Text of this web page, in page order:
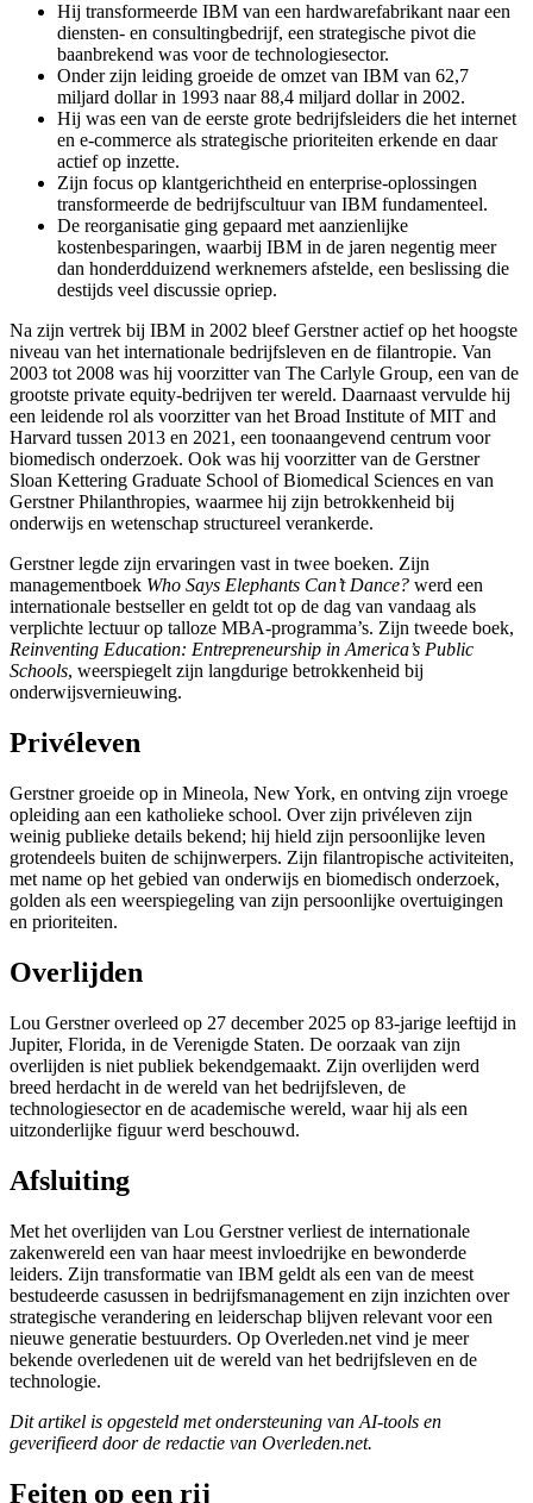
Hij transformeerde IBM van een hardwarefabrikant naar een
diensten- en consultingbedrijf, een strategische pivot die
baanbrekend was voor de technologiesector.
Onder zijn leiding groeide de omzet van IBM van 62,7
miljard dollar in 1993 naar 88,4 miljard dollar in 2002.
Hij was een van de eerste grote bedrijfsleiders die het internet
en e-commerce als strategische prioriteiten erkende en daar
actief op inzette.
Zijn focus op klantgerichtheid en enterprise-oplossingen
transformeerde de bedrijfscultuur van IBM fundamenteel.
De reorganisatie ging gepaard met aanzienlijke
kostenbesparingen, waarbij IBM in de jaren negentig meer
dan honderdduizend werknemers afstelde, een beslissing die
destijds veel discussie opriep.
Na zijn vertrek bij IBM in 2002 bleef Gerstner actief op het hoogste
niveau van het internationale bedrijfsleven en de filantropie. Van
2003 tot 2008 was hij voorzitter van The Carlyle Group, een van de
grootste private equity-bedrijven ter wereld. Daarnaast vervulde hij
een leidende rol als voorzitter van het Broad Institute of MIT and
Harvard tussen 2013 en 2021, een toonaangevend centrum voor
biomedisch onderzoek. Ook was hij voorzitter van de Gerstner
Sloan Kettering Graduate School of Biomedical Sciences en van
Gerstner Philanthropies, waarmee hij zijn betrokkenheid bij
onderwijs en wetenschap structureel verankerde.
Gerstner legde zijn ervaringen vast in twee boeken. Zijn
managementboek Who Says Elephants Can’t Dance? werd een
internationale bestseller en geldt tot op de dag van vandaag als
verplichte lectuur op talloze MBA-programma’s. Zijn tweede boek,
Reinventing Education: Entrepreneurship in America’s Public
Schools, weerspiegelt zijn langdurige betrokkenheid bij
onderwijsvernieuwing.
Privéleven
Gerstner groeide op in Mineola, New York, en ontving zijn vroege
opleiding aan een katholieke school. Over zijn privéleven zijn
weinig publieke details bekend; hij hield zijn persoonlijke leven
grotendeels buiten de schijnwerpers. Zijn filantropische activiteiten,
met name op het gebied van onderwijs en biomedisch onderzoek,
golden als een weerspiegeling van zijn persoonlijke overtuigingen
en prioriteiten.
Overlijden
Lou Gerstner overleed op 27 december 2025 op 83-jarige leeftijd in
Jupiter, Florida, in de Verenigde Staten. De oorzaak van zijn
overlijden is niet publiek bekendgemaakt. Zijn overlijden werd
breed herdacht in de wereld van het bedrijfsleven, de
technologiesector en de academische wereld, waar hij als een
uitzonderlijke figuur werd beschouwd.
Afsluiting
Met het overlijden van Lou Gerstner verliest de internationale
zakenwereld een van haar meest invloedrijke en bewonderde
leiders. Zijn transformatie van IBM geldt als een van de meest
bestudeerde casussen in bedrijfsmanagement en zijn inzichten over
strategische verandering en leiderschap blijven relevant voor een
nieuwe generatie bestuurders. Op Overleden.net vind je meer
bekende overledenen uit de wereld van het bedrijfsleven en de
technologie.
Dit artikel is opgesteld met ondersteuning van AI-tools en
geverifieerd door de redactie van Overleden.net.
Feiten op een rij